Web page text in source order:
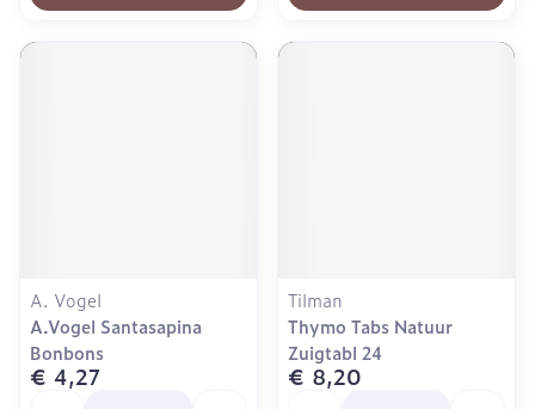
A. Vogel
A.Vogel Santasapina
Bonbons
€ 4,27
Tilman
Thymo Tabs Natuur
Zuigtabl 24
€ 8,20